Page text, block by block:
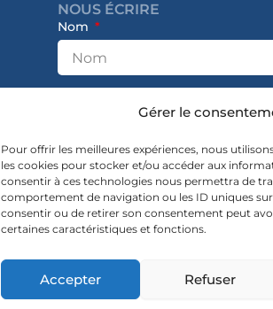
Gérer le
Pour offrir les meilleures expériences, nous
les cookies pour stocker et/ou accéder aux
consentir à ces technologies nous permettra de
comportement de navigation ou les ID uniques sur
consentir ou de retirer son consentement peut
certaines caractéristiques et fonctions.
Accepter Refuser
NOUS ÉCRIRE
Nom
Message